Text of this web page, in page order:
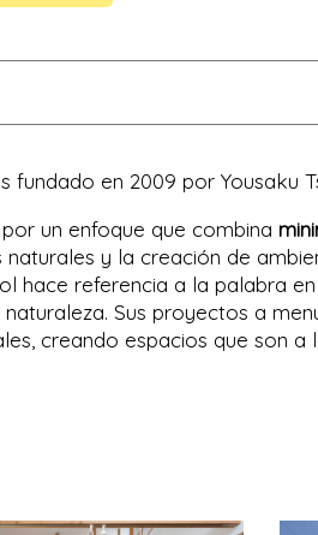
fundado en 2009 por Yousaku
un enfoque que combina
y la creación de
hace referencia a la palabra
Sus proyectos a
creando espacios que son a